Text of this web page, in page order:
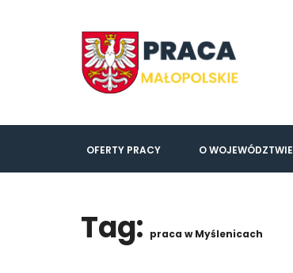
OFERTY PRACY O WOJEWÓDZTWIE
Tag: praca w Myślenicach